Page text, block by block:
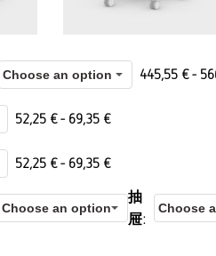
445,55 €-
52,25 €- 69,35 €
52,25 €- 69,35 €
抽
屉